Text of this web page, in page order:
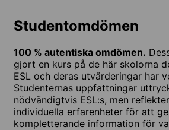
Studentomdömen
100 % autentiska omdömen.
gjort en kurs på de här skolorna
ESL och deras utvärderingar har
Studenternas uppfattningar
nödvändigtvis ESL:s, men
individuella erfarenheter för att
kompletterande information för